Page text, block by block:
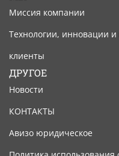
Миссия компании
Технологии, инновации и
клиенты
ДРУГОЕ
Новости
КОНТАКТЫ
Авизо юридическое